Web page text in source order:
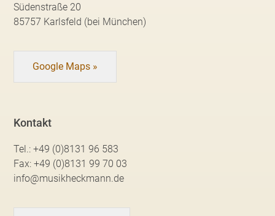
Südenstraße 20
85757 Karlsfeld (bei München)
Google Maps »
Kontakt
Tel.:+49 (0)8131 96 583
Fax:+49 (0)8131 99 70 03
info@musikheckmann.de